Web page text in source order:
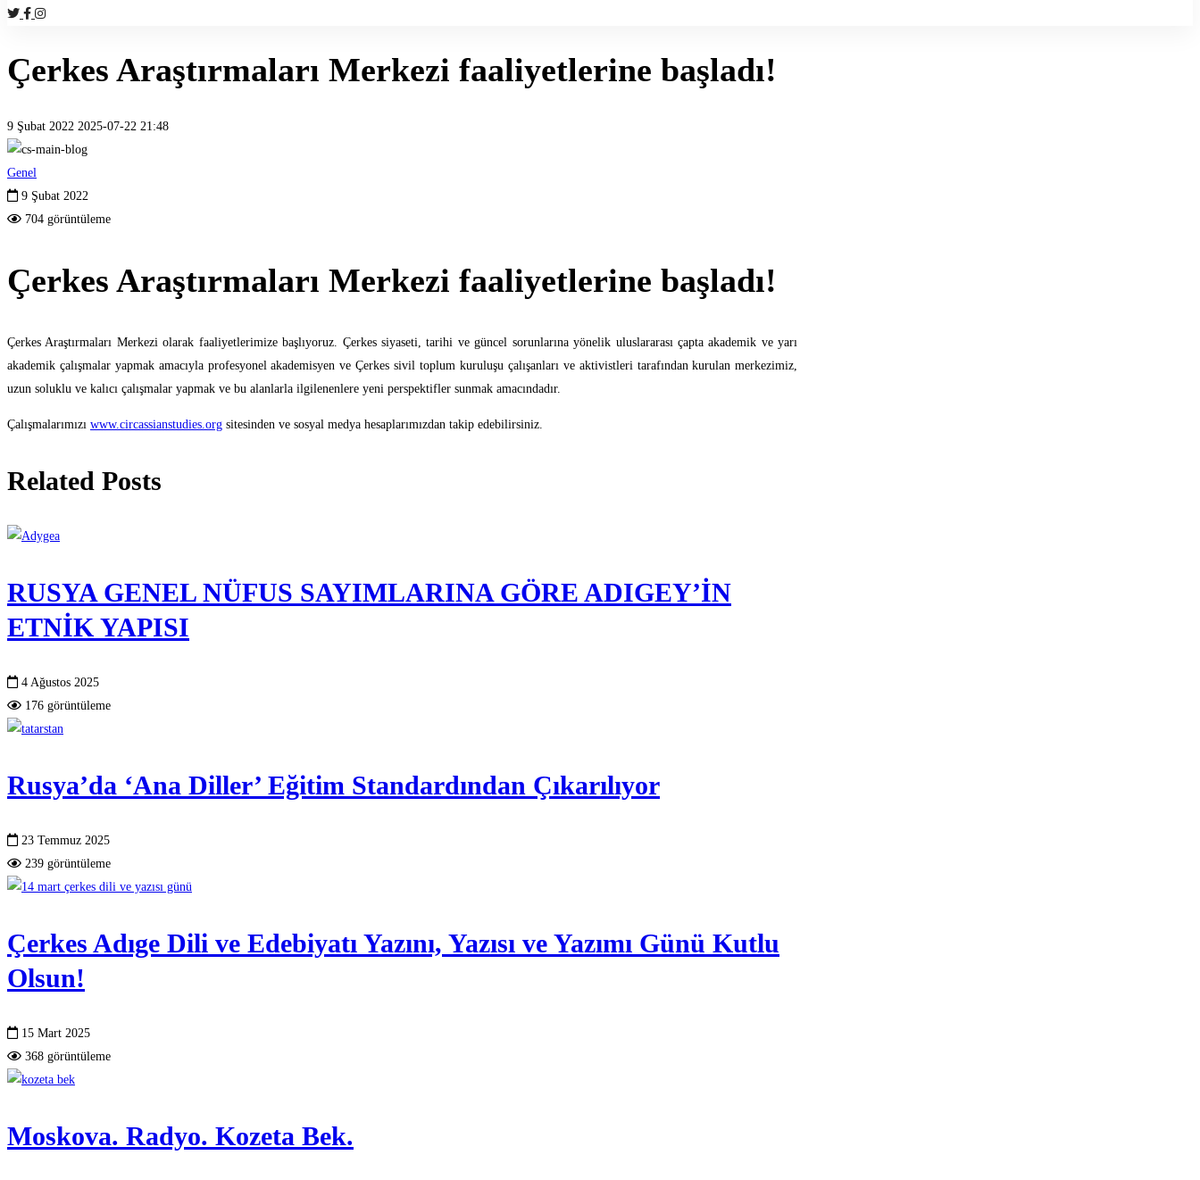
Çerkes Araştırmaları Merkezi faaliyetlerine başladı!
9 Şubat 2022 2025-07-22 21:48
Çerkes
Araştırmaları
Merkezi
faaliyetlerine
Genel
9 Şubat 2022
704 görüntüleme
Çerkes Araştırmaları Merkezi faaliyetlerine başladı!
Çerkes Araştırmaları Merkezi olarak faaliyetlerimize başlıyoruz. Çerkes siyaseti, tarihi ve güncel sorunlarına yönelik uluslararası çapta akademik ve yarı
akademik çalışmalar yapmak amacıyla profesyonel akademisyen ve Çerkes sivil toplum kuruluşu çalışanları ve aktivistleri tarafından kurulan merkezimiz,
uzun soluklu ve kalıcı çalışmalar yapmak ve bu alanlarla ilgilenenlere yeni perspektifler sunmak amacındadır.
Çalışmalarımızı www.circassianstudies.org sitesinden ve sosyal medya hesaplarımızdan takip edebilirsiniz.
Related Posts
RUSYA GENEL NÜFUS SAYIMLARINA GÖRE ADIGEY’İN
ETNİK YAPISI
4 Ağustos 2025
176 görüntüleme
Rusya’da ‘Ana Diller’ Eğitim Standardından Çıkarılıyor
23 Temmuz 2025
239 görüntüleme
Çerkes Adıge Dili ve Edebiyatı Yazını, Yazısı ve Yazımı Günü Kutlu
Olsun!
15 Mart 2025
368 görüntüleme
Moskova. Radyo. Kozeta Bek.